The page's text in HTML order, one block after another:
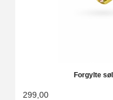
Forgylte
299,00